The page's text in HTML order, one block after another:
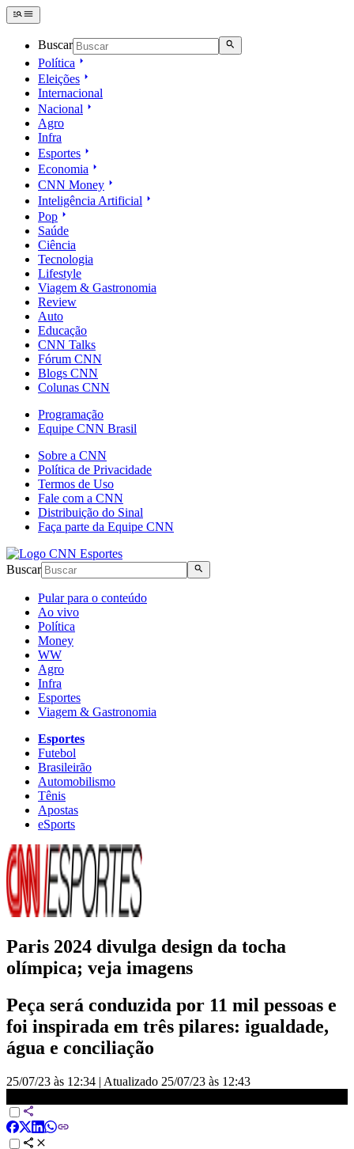
Buscar
Política
Eleições
Internacional
Nacional
Agro
Infra
Esportes
Economia
CNN Money
Inteligência Artificial
Pop
Saúde
Ciência
Tecnologia
Lifestyle
Viagem & Gastronomia
Review
Auto
Educação
CNN Talks
Fórum CNN
Blogs CNN
Colunas CNN
Programação
Equipe CNN Brasil
Sobre a CNN
Política de Privacidade
Termos de Uso
Fale com a CNN
Distribuição do Sinal
Faça parte da Equipe CNN
Buscar
Pular para o conteúdo
Ao vivo
Política
Money
WW
Agro
Infra
Esportes
Viagem & Gastronomia
Esportes
Futebol
Brasileirão
Automobilismo
Tênis
Apostas
eSports
Paris 2024 divulga design da tocha
olímpica; veja imagens
Peça será conduzida por 11 mil pessoas e
foi inspirada em três pilares: igualdade,
água e conciliação
25/07/23 às 12:34 | Atualizado 25/07/23 às 12:43